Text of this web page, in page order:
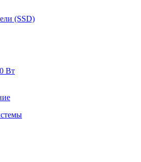
(SSD)
Вт